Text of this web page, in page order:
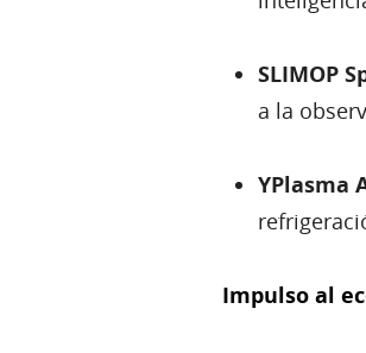
SLIMOP
a la
YPlasma
Impulso al